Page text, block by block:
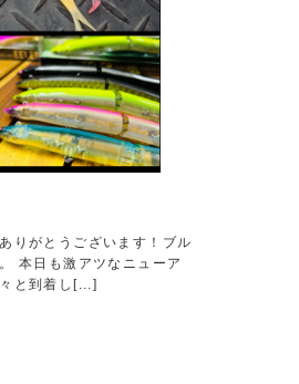
りがとうございます！ブル
本日も激アツなニューア
と到着し[...]